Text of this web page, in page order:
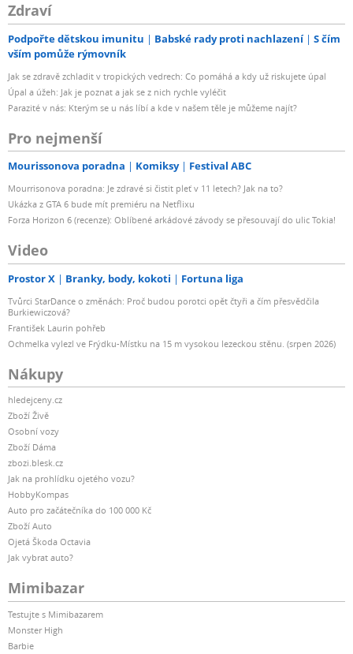
Zdraví
Podpořte dětskou imunitu Babské rady proti nachlazení
S čím
vším pomůže rýmovník
Jak se zdravě zchladit v tropických vedrech: Co pomáhá a kdy už riskujete úpal
Úpal a úžeh: Jak je poznat a jak se z nich rychle vyléčit
Parazité v nás: Kterým se u nás líbí a kde v našem těle je můžeme najít?
Pro nejmenší
Mourissonova poradna Komiksy Festival ABC
Mourrisonova poradna: Je zdravé si čistit pleť v 11 letech? Jak na to?
Ukázka z GTA 6 bude mít premiéru na Netflixu
Forza Horizon 6 (recenze): Oblíbené arkádové závody se přesouvají do ulic Tokia!
Video
Prostor X Branky, body, kokoti Fortuna liga
Tvůrci StarDance o změnách: Proč budou porotci opět čtyři a čím přesvědčila
Burkiewiczová?
František Laurin pohřeb
Ochmelka vylezl ve Frýdku-Místku na 15 m vysokou lezeckou stěnu. (srpen 2026)
Nákupy
hledejceny.cz
Zboží Živě
Osobní vozy
Zboží Dáma
zbozi.blesk.cz
Jak na prohlídku ojetého vozu?
HobbyKompas
Auto pro začátečníka do 100 000 Kč
Zboží Auto
Ojetá Škoda Octavia
Jak vybrat auto?
Mimibazar
Testujte s Mimibazarem
Monster High
Barbie